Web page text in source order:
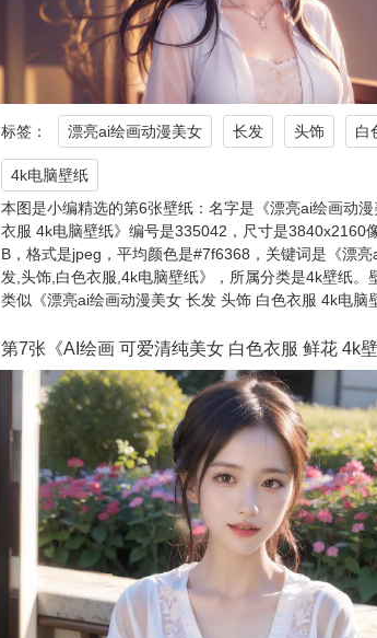
标签： 漂亮ai绘画动漫美女 长发 头饰 白
4k电脑壁纸
本图是小编精选的第6张壁纸：名字是《漂亮ai绘画动
衣服 4k电脑壁纸》编号是335042，尺寸是3840x2160
B，格式是jpeg，平均颜色是#7f6368，关键词是《漂
发,头饰,白色衣服,4k电脑壁纸》，所属分类是4k壁纸。
类似《漂亮ai绘画动漫美女 长发 头饰 白色衣服 4k电脑
第7张《AI绘画 可爱清纯美女 白色衣服 鲜花 4k壁